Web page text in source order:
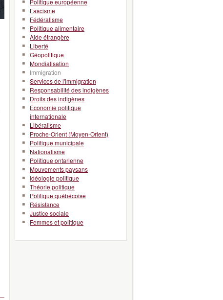
Politique européenne
Fascisme
Fédéralisme
Politique alimentaire
Aide étrangère
Liberté
Géopolitique
Mondialisation
Immigration
Services de l'immigration
Responsabilité des indigènes
Droits des indigènes
Économie politique
internationale
Libéralisme
Proche-Orient (Moyen-Orient)
Politique municipale
Nationalisme
Politique ontarienne
Mouvements paysans
Idéologie politique
Théorie politique
Politique québécoise
Résistance
Justice sociale
Femmes et politique